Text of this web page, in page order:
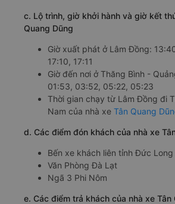
c. Lộ trình, giờ khởi hành và giờ kết
Quang Dũng
Giờ xuất phát ở Lâm Đồng:
17:10, 17:11
Giờ đến nơi ở Thăng Bình -
01:53, 03:52, 05:22, 05:23
Thời gian chạy từ Lâm Đồng đi
Nam của nhà xe Tân Quang
d. Các điểm đón khách của nhà xe
Bến xe khách liên tỉnh Đức Long
Văn Phòng Đà Lạt
Ngã 3 Phi Nôm
e. Các điểm trả khách của nhà xe Tân